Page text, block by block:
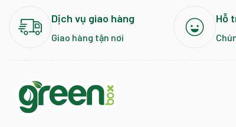
Dịch vụ giao hàng
Giao hàng tận nơi
Hỗ